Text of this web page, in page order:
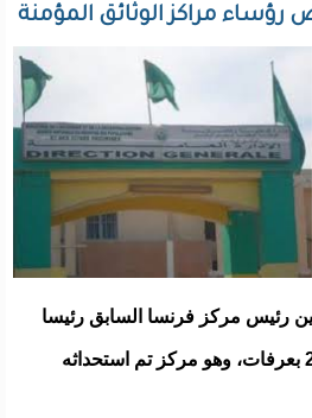
مراكز الوثائق المؤمنة
رئيس مركز فرنسا السابق رئيسا
لمركز الوثائق المؤمنة رقم 2 بعرفات، وهو مركز تم استحداثه